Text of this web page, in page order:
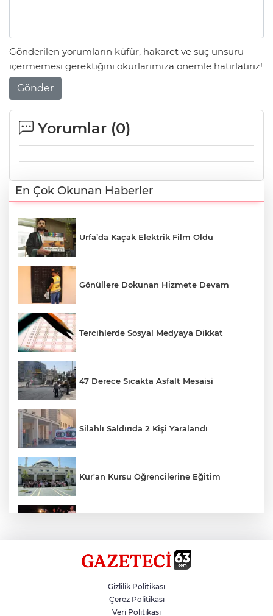
Gönderilen yorumların küfür, hakaret ve suç unsuru
içermemesi gerektiğini okurlarımıza önemle hatırlatırız!
Gönder
Yorumlar (0)
En Çok Okunan Haberler
Urfa’da Kaçak Elektrik Film Oldu
Gönüllere Dokunan Hizmete Devam
Tercihlerde Sosyal Medyaya Dikkat
47 Derece Sıcakta Asfalt Mesaisi
Silahlı Saldırıda 2 Kişi Yaralandı
Kur'an Kursu Öğrencilerine Eğitim
Siverek’te Mahmut Gülel Dönemi
Gizlilik Politikası
Çerez Politikası
Veri Politikası